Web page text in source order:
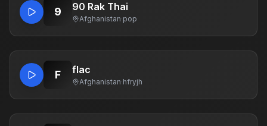
9 90 Rak Thai
Afghanistan·pop
F flac
Afghanistan·hfryjh